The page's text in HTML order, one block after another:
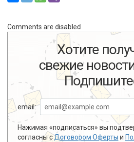
Comments are disabled
Хотите
свежие
email:
Нажимая «подписаться» вы
согласны сДоговором Оферты и